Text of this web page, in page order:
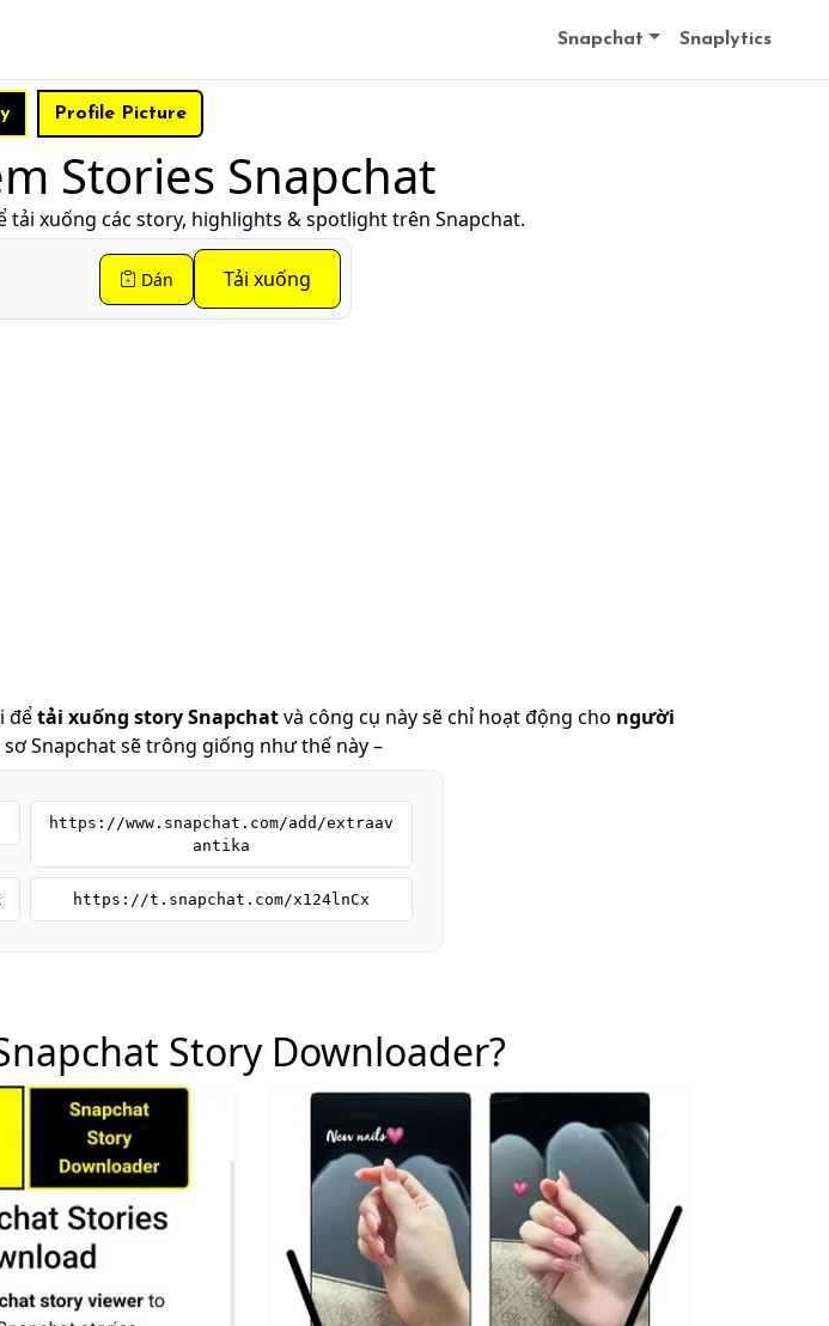
Snapchat Snaplytics
Profile Picture
Stories Snapchat
tải xuống các story, highlights & spotlight trên Snapchat.
Dán Tải xuống
đểtải xuống story Snapchatvà công cụ này sẽ chỉ hoạt động cho người
sơ Snapchat sẽ trông giống như thế này –
https://www.snapchat.com/add/extraav
antika
https://t.snapchat.com/x124lnCx
Story Downloader?